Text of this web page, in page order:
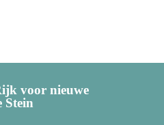
voor nieuwe
Stein